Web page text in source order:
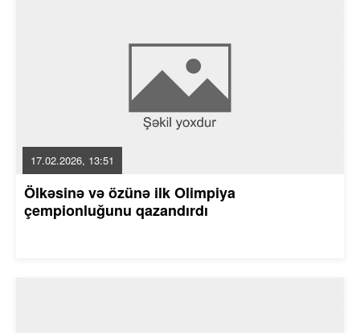
17.02.2026, 13:51
Ölkəsinə və özünə ilk Olimpiya
çempionluğunu qazandırdı